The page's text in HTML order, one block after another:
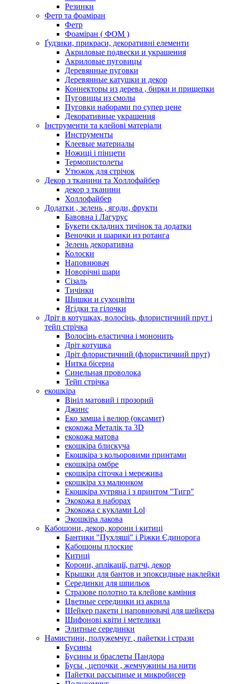
Резинки
Фетр та фоаміран
Фетр
Фоаміран ( ФОМ )
Ґудзики, прикраси, декоративні елементи
Акриловые подвески и украшения
Акриловые пуговицы
Деревянные пуговки
Деревянные катушки и декор
Коннекторы из дерева , бирки и прищепки
Пуговицы из смолы
Пуговки наборами по супер цене
Декоративные украшения
Інструменти та клейові матеріали
Инструменты
Клеевые материалы
Ножиці і пінцети
Термопистолеты
Утюжок для стрічок
Декор з тканини та Холлофайбер
декор з тканини
Холлофайбер
Додатки , зелень , ягоди, фрукти
Бавовна і Лагурус
Букети складних тичінок та додатки
Веночки и шарики из ротанга
Зелень декоративна
Колоски
Наповнювач
Новорічні шари
Сізаль
Тичінки
Шишки и сухоцвіти
Ягідки та гілочки
Дріт в котушках, волосінь, флористичний прут і
тейп стрічка
Волосінь еластична і мононить
Дріт котушка
Дріт флористичний (флористичний прут)
Нитка бісерна
Синельная проволока
Тейп стрічка
екошкіра
Вініл матовий і прозорий
Джинс
Еко замша і велюр (оксамит)
екокожа Металік та 3D
екокожа матова
екошкіра блискуча
Екошкіра з кольоровими принтами
екошкіра омбре
екошкіра сіточка і мережива
екошкіра хз малюнком
Екошкіра хутряна і з принтом "Тигр"
Экокожа в наборах
Экокожа с куклами Lol
Экошкiра лакова
Кабошони, декор, корони і китиці
Бантики "Пухляші" і Ріжки Єдинорога
Кабошоны плоские
Китиці
Корони, аплікації, патчі, декор
Крышки для бантов и эпоксидные наклейки
Серединки для шпильок
Стразове полотно та клейове каміння
Цветные серединки из акрила
Шейкер пакети і наповнювачі для шейкера
Шифонові квіти і метелики
Элитные серединки
Намистини, полужемчуг , пайетки і стрази
Бусины
Бусины и браслеты Пандора
Бусы , цепочки , жемчужины на нити
Пайетки рассыпные и микробисер